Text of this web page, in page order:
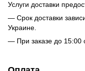
Услуги доставки
— Срок доставки
Украине.
— При заказе до 15:00